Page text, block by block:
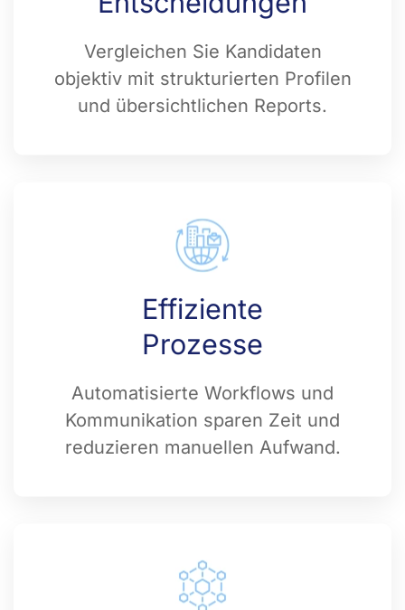
Vergleichen Sie Kandidaten
objektiv mit strukturierten Profilen
und übersichtlichen Reports.
Effiziente
Prozesse
Automatisierte Workflows und
Kommunikation sparen Zeit und
reduzieren manuellen Aufwand.